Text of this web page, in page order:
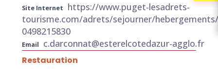
Site Internet
https://www.puget-lesadrets-
tourisme.com/adrets/sejourner/hebergements/
0498215830
Email c.darconnat@esterelcotedazur-agglo.fr
Restauration